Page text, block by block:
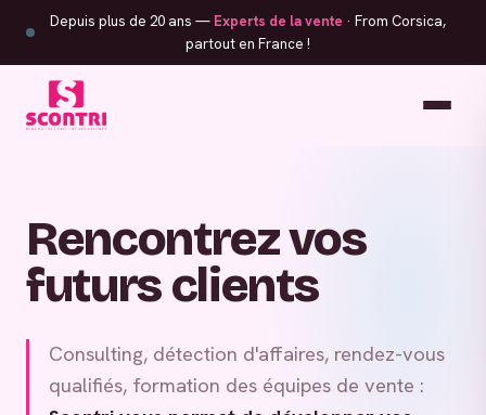
Depuis plus de 20 ans — Experts de la vente · From Corsica,
partout en France !
Rencontrez vos
futurs clients
Consulting, détection d'affaires, rendez-vous
qualifiés, formation des équipes de vente :